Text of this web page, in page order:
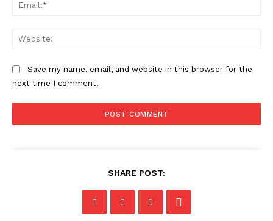
Save my name, email, and website in this browser for the
next time I comment.
SHARE POST: